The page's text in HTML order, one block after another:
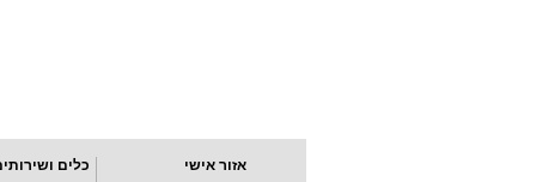
אזור אישי כלים